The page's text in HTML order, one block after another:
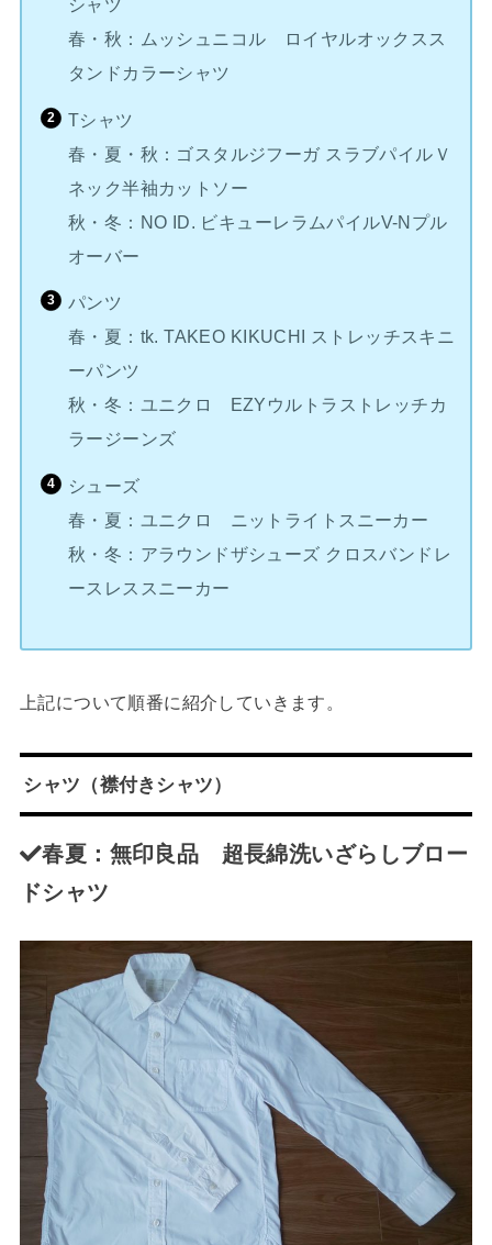
シャツ
春・秋：ムッシュニコル ロイヤルオックスス
タンドカラーシャツ
Tシャツ
春・夏・秋：ゴスタルジフーガ スラブパイルＶ
ネック半袖カットソー
秋・冬：NO ID. ビキューレラムパイルV-Nプル
オーバー
パンツ
春・夏：tk. TAKEO KIKUCHI ストレッチスキニ
ーパンツ
秋・冬：ユニクロ EZYウルトラストレッチカ
ラージーンズ
シューズ
春・夏：ユニクロ ニットライトスニーカー
秋・冬：アラウンドザシューズ クロスバンドレ
ースレススニーカー
上記について順番に紹介していきます。
シャツ（襟付きシャツ）
春夏：無印良品 超長綿洗いざらしブロー
ドシャツ